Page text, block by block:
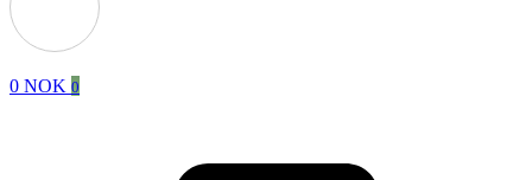
0 NOK 0